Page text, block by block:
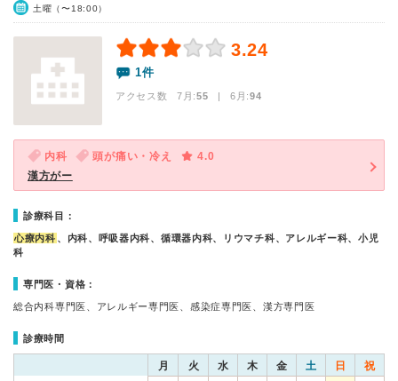
土曜（〜18:00）
3.24
1件
アクセス数 7月:55 | 6月:94
内科 頭が痛い・冷え
4.0
漢方がー
診療科目：
心療内科 、内科、呼吸器内科、循環器内科、リウマチ科、アレルギー科、小児
科
専門医・資格：
総合内科専門医、アレルギー専門医、感染症専門医、漢方専門医
診療時間
月 火 水 木 金 土 日 祝